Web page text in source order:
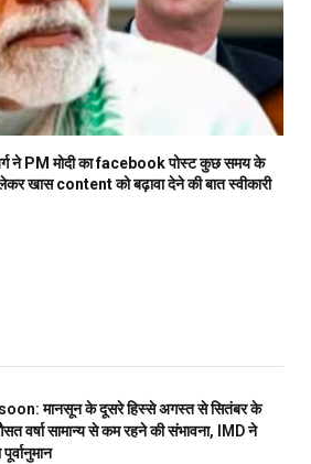
ने PM मोदी का facebook पोस्ट कुछ समय के
खास content को बढ़ावा देने की बात स्वीकारी
मानसून के दूसरे हिस्से अगस्त से सितंबर के
वर्षा सामान्य से कम रहने की संभावना, IMD ने